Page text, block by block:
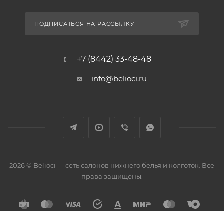
ПОДПИСАТЬСЯ НА РАССЫЛКУ
+7 (8442) 33-48-48
info@belioci.ru
2026 © Belioci — сеть салонов нижнего белья и колготок. Все
права защищены.